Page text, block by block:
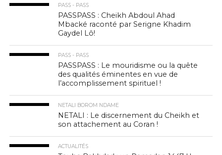
PASS - PASS
PASSPASS : Cheikh Abdoul Ahad
Mbacké raconté par Serigne Khadim
Gaydel Lô!
PASS - PASS
PASSPASS : Le mouridisme ou la quête
des qualités éminentes en vue de
l’accomplissement spirituel !
NETALI BOROM NDAME
NETALI : Le discernement du Cheikh et
son attachement au Coran !
ACTUALITÉS